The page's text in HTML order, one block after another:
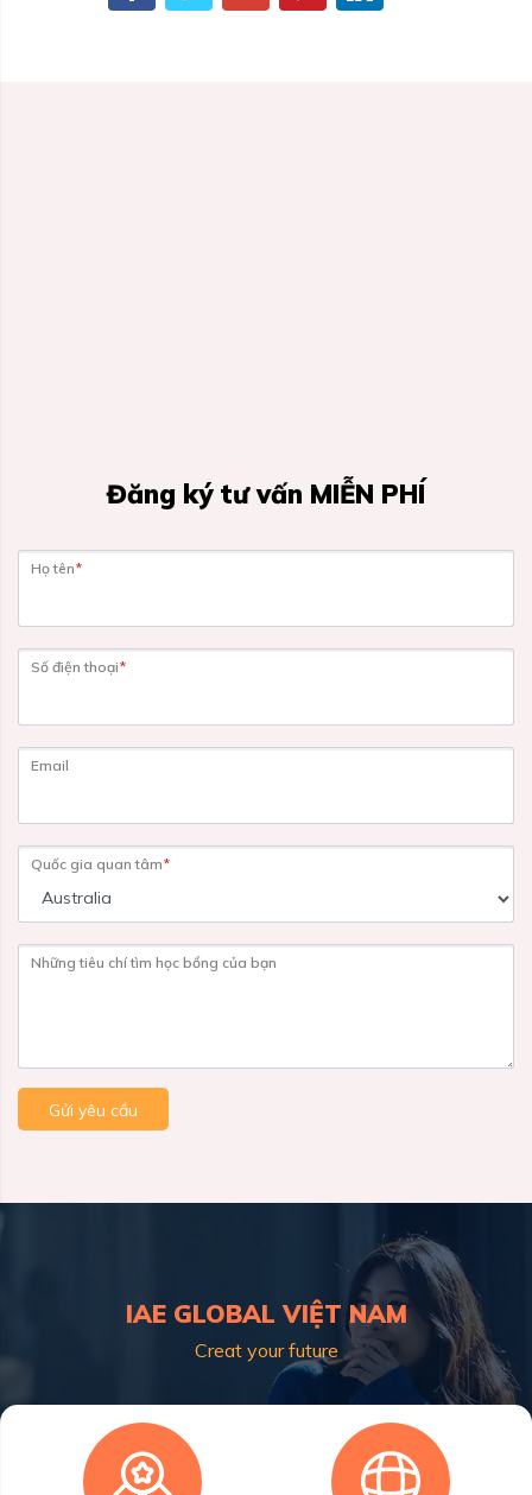
Đăng ký tư vấn MIỄN PHÍ
Họ tên*
Số điện thoại*
Email
Quốc gia quan tâm*
Những tiêu chí tìm học bổng của bạn
Gửi yêu cầu
IAE GLOBAL VIỆT NAM
Creat your future